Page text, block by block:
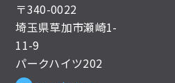
〒340-0022
埼玉県草加市瀬崎1-
11-9
パークハイツ202